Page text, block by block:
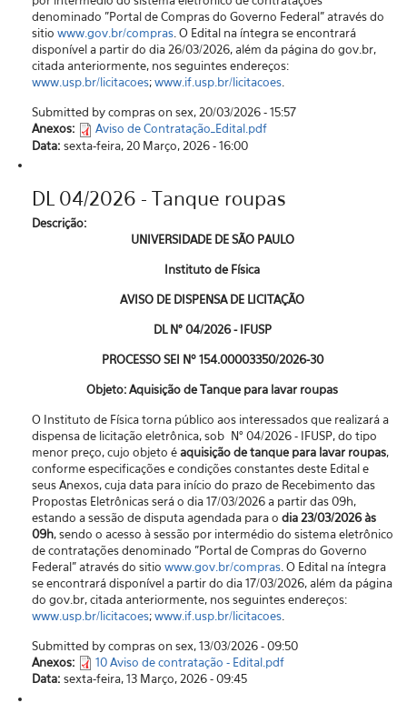
denominado "Portal de Compras do Governo Federal” através do
sitio www.gov.br/compras. O Edital na íntegra se encontrará
disponível a partir do dia 26/03/2026, além da página do gov.br,
citada anteriormente, nos seguintes endereços:
www.usp.br/licitacoes;www.if.usp.br/licitacoes.
Submitted by compras on sex, 20/03/2026 - 15:57
Anexos:
Aviso de Contratação_Edital.pdf
Data: sexta-feira, 20 Março, 2026 - 16:00
DL 04/2026 - Tanque roupas
Descrição:
UNIVERSIDADE DE SÃO PAULO
Instituto de Física
AVISO DE DISPENSA DE LICITAÇÃO
DL N° 04/2026 - IFUSP
PROCESSO SEI Nº 154.00003350/2026-30
Objeto: Aquisição de Tanque para lavar roupas
O Instituto de Física torna público aos interessados que realizará a
dispensa de licitação eletrônica, sob N° 04/2026 - IFUSP, do tipo
menor preço, cujo objeto éaquisição de tanque para lavar roupas,
conforme especificações e condições constantes deste Edital e
seus Anexos, cuja data para início do prazo de Recebimento das
Propostas Eletrônicas será o dia 17/03/2026 a partir das 09h,
estando a sessão de disputa agendada para o dia 23/03/2026 às
09h, sendo o acesso à sessão por intermédio do sistema eletrônico
de contratações denominado "Portal de Compras do Governo
Federal” através do sitio www.gov.br/compras. O Edital na íntegra
se encontrará disponível a partir do dia 17/03/2026, além da página
do gov.br, citada anteriormente, nos seguintes endereços:
www.usp.br/licitacoes;www.if.usp.br/licitacoes.
Submitted by compras on sex, 13/03/2026 - 09:50
Anexos:
10 Aviso de contratação - Edital.pdf
Data: sexta-feira, 13 Março, 2026 - 09:45